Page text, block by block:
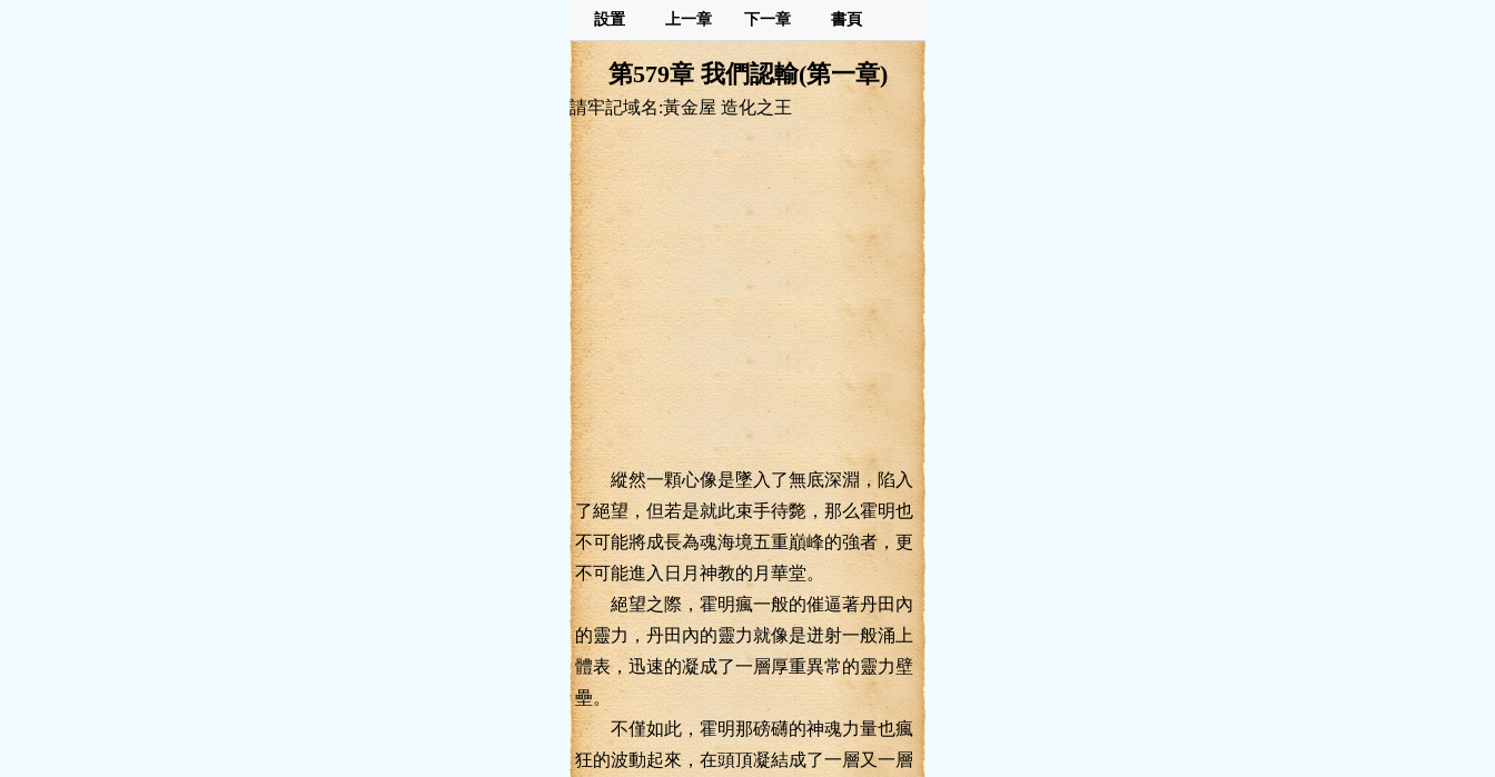
設置 上一章 下一章 書頁
第579章 我們認輸(第一章)
請牢記域名:黃金屋 造化之王
縱然一顆心像是墜入了無底深淵，陷入
了絕望，但若是就此束手待斃，那么霍明也
不可能將成長為魂海境五重巔峰的強者，更
不可能進入日月神教的月華堂。
絕望之際，霍明瘋一般的催逼著丹田內
的靈力，丹田內的靈力就像是迸射一般涌上
體表，迅速的凝成了一層厚重異常的靈力壁
壘。
不僅如此，霍明那磅礴的神魂力量也瘋
狂的波動起來，在頭頂凝結成了一層又一層